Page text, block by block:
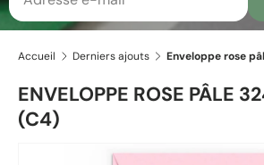
Accueil Derniers ajouts Enveloppe rose
ENVELOPPE ROSE PÂLE
(C4)